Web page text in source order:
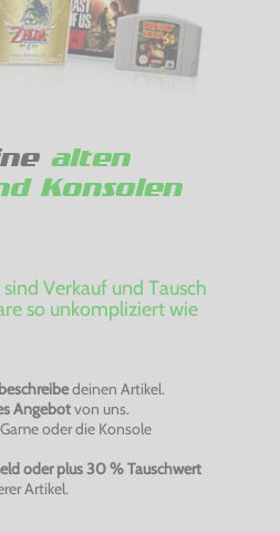
alten
Konsolen
Verkauf und Tausch
so unkompliziert wie
deinen Artikel.
Angebotvon uns.
oder die Konsole
oder plus 30 % Tauschwert
Artikel.